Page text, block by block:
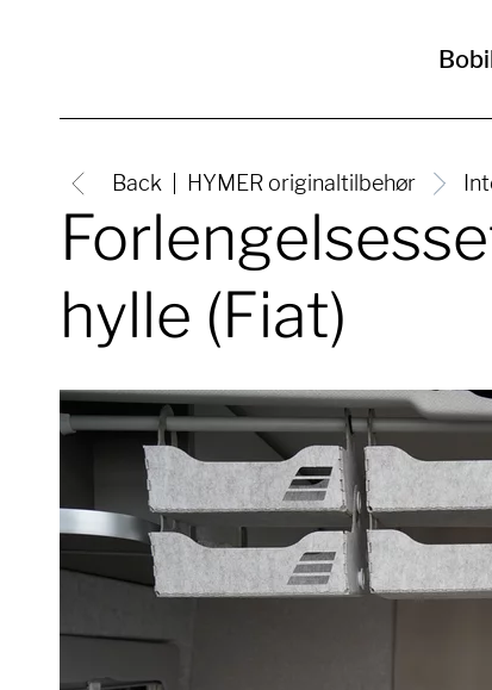
Back HYMER originaltilbehør
hylle (Fiat)